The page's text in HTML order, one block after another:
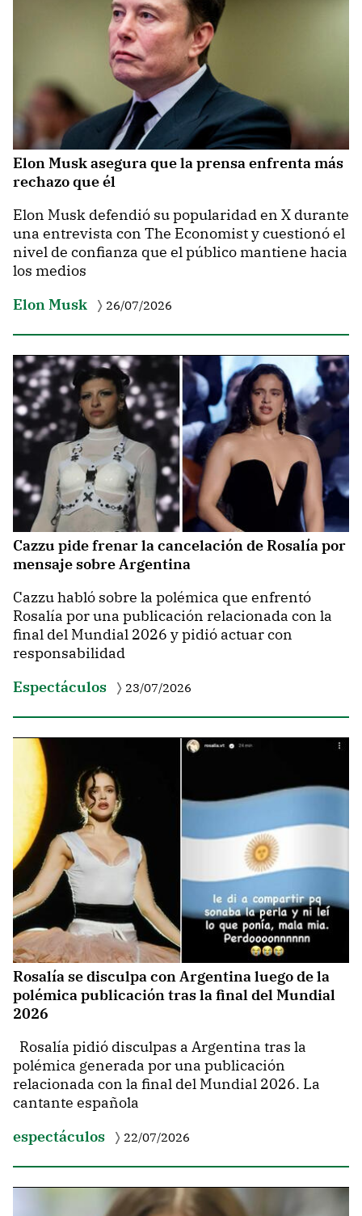
Elon Musk asegura que la prensa enfrenta más
rechazo que él
Elon Musk defendió su popularidad en X durante
una entrevista con The Economist y cuestionó el
nivel de confianza que el público mantiene hacia
los medios
Elon Musk
26/07/2026
Cazzu pide frenar la cancelación de Rosalía por
mensaje sobre Argentina
Cazzu habló sobre la polémica que enfrentó
Rosalía por una publicación relacionada con la
final del Mundial 2026 y pidió actuar con
responsabilidad
Espectáculos
23/07/2026
Rosalía se disculpa con Argentina luego de la
polémica publicación tras la final del Mundial
2026
Rosalía pidió disculpas a Argentina tras la
polémica generada por una publicación
relacionada con la final del Mundial 2026. La
cantante española
espectáculos
22/07/2026